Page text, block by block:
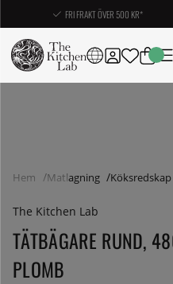
FRI FRAKT ÖVER 500 KR*
Hem Matlagning Köksredskap
The Kitchen Lab
TÄTBÄGARE RUND,
PLOMB